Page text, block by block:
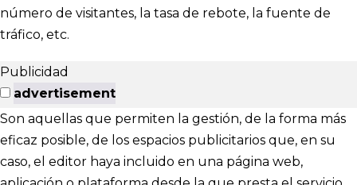
número de visitantes, la tasa de rebote, la fuente de
tráfico, etc.
Publicidad
advertisement
Son aquellas que permiten la gestión, de la forma más
eficaz posible, de los espacios publicitarios que, en su
caso, el editor haya incluido en una página web,